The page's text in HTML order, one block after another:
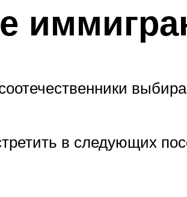
в следующих